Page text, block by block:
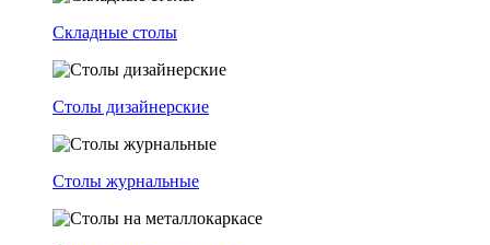
Складные столы
Столы дизайнерские
Столы журнальные